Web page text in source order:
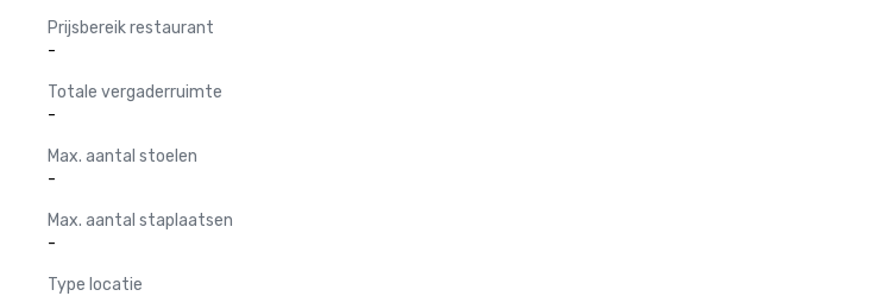
Prijsbereik restaurant
-
Totale vergaderruimte
-
Max. aantal stoelen
-
Max. aantal staplaatsen
-
Type locatie